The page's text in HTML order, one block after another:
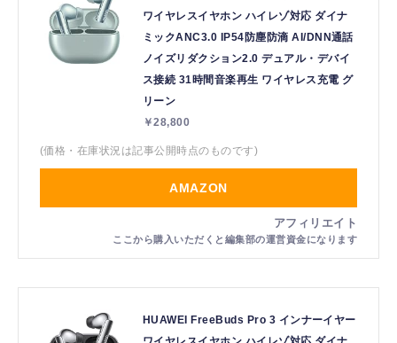
ワイヤレスイヤホン ハイレゾ対応 ダイナ
ミックANC3.0 IP54防塵防滴 AI/DNN通話
ノイズリダクション2.0 デュアル・デバイ
ス接続 31時間音楽再生 ワイヤレス充電 グ
リーン
￥28,800
(価格・在庫状況は記事公開時点のものです)
AMAZON
HUAWEI FreeBuds Pro 3 インナーイヤー